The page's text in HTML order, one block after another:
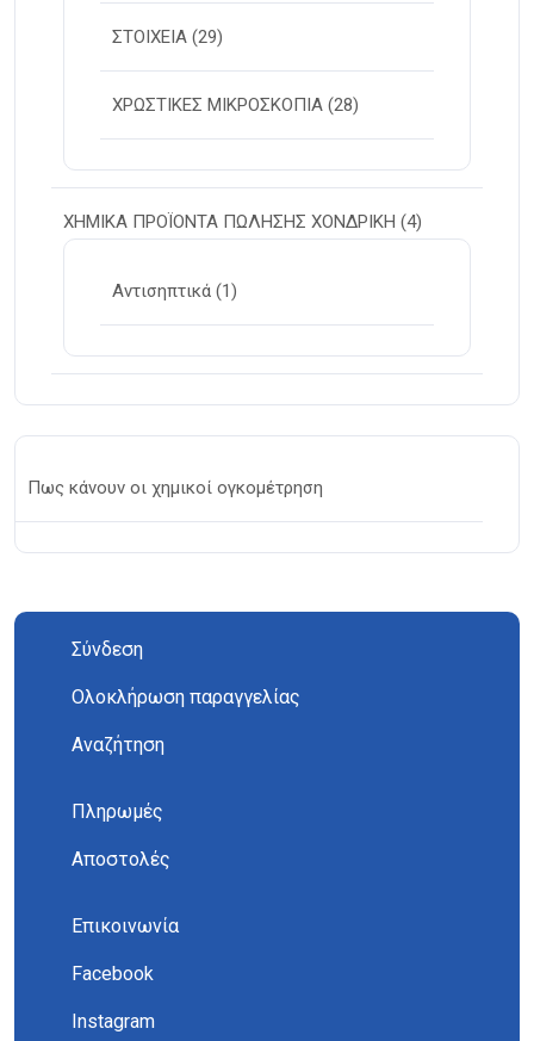
ΣΤΟΙΧΕΙΑ (29)
ΧΡΩΣΤΙΚΕΣ ΜΙΚΡΟΣΚΟΠΙΑ (28)
ΧΗΜΙΚΑ ΠΡΟΪΟΝΤΑ ΠΩΛΗΣΗΣ ΧΟΝΔΡΙΚΗ (4)
Αντισηπτικά (1)
Πως κάνουν οι χημικοί ογκομέτρηση
Σύνδεση
Ολοκλήρωση παραγγελίας
Αναζήτηση
Πληρωμές
Αποστολές
Επικοινωνία
Facebook
Instagram